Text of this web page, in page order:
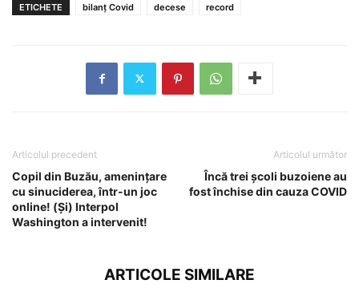
ETICHETE bilanț Covid decese record
Articolul precedent
Copil din Buzău, amenințare
cu sinuciderea, într-un joc
online! (Și) Interpol
Washington a intervenit!
Articolul următor
Încă trei școli buzoiene au
fost închise din cauza COVID
ARTICOLE SIMILARE